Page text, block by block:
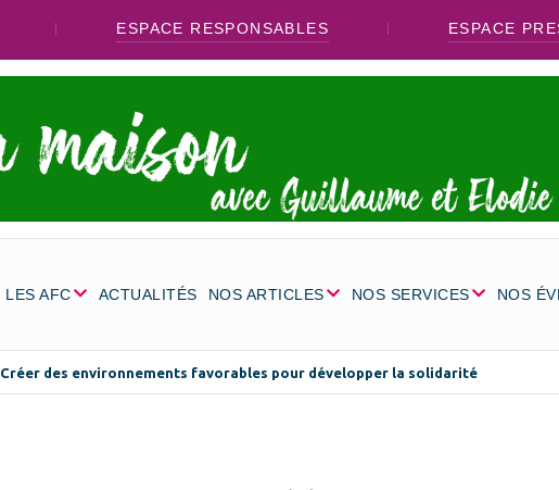
ESPACE RESPONSABLES ESPACE
LES AFC ACTUALITÉS NOS ARTICLES NOS SERVICES NOS
Créer des environnements favorables pour développer la solidarité